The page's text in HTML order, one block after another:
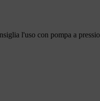
l'uso con pompa a